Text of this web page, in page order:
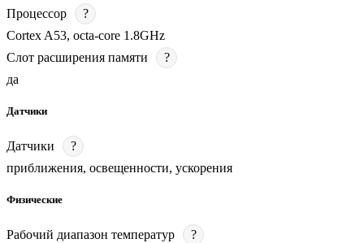
Процессор
?
Cortex A53, octa-core 1.8GHz
Слот расширения памяти
?
да
Датчики
Датчики
?
приближения, освещенности, ускорения
Физические
Рабочий диапазон температур
?